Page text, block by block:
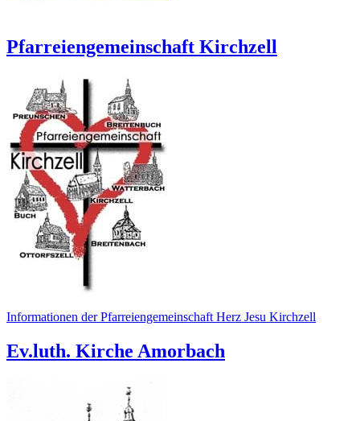
Pfarreiengemeinschaft Kirchzell
Informationen der Pfarreiengemeinschaft Herz Jesu Kirchzell
Ev.luth. Kirche Amorbach